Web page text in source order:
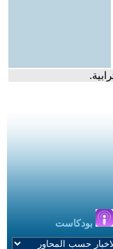
بودكاست